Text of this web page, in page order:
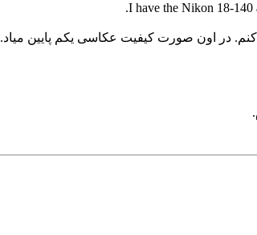
I have the Nikon 18-140
در اون صورت کیفیت عکاسی یکم پایین